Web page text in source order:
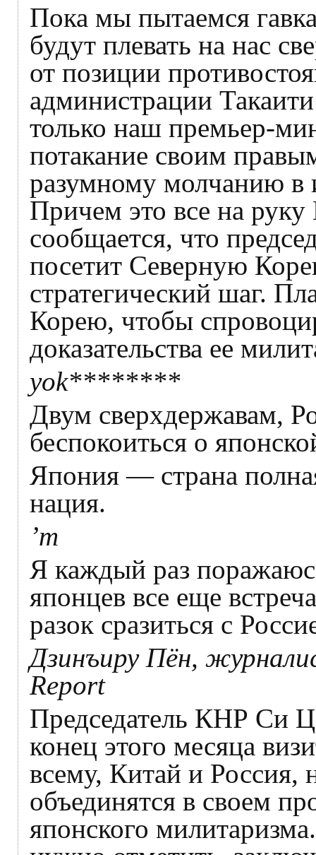
Пока мы пытаемся
будут плевать на нас
от позиции
администрации
только наш премьер-
потакание своим
разумному молчанию в
Причем это все на
сообщается, что
посетит Северную
стратегический шаг.
Корею, чтобы
доказательства ее
yok********
Двум сверхдержавам,
беспокоиться о
Япония — страна
нация.
’m
Я каждый раз
японцев все еще
разок сразиться с
Дзинъиру Пён,
Report
Председатель КНР Си
конец этого месяца
всему, Китай и Россия,
объединятся в своем
японского